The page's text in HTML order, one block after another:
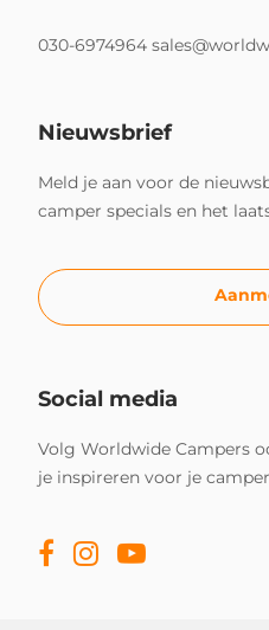
030-6974964
Nieuwsbrief
Meld je aan voor de
camper specials en het
Social media
Volg Worldwide Campers
je inspireren voor je